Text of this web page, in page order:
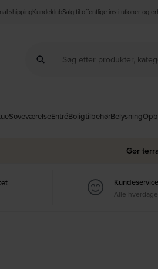
shippingKundeklubSalg til offentlige institutioner og
SoveværelseEntréBoligtilbehørBelysning
Gør
Kundeservice
Alle hverdage